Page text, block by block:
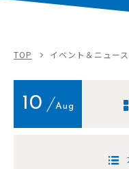
TOP イベント＆ニュース
10 Aug